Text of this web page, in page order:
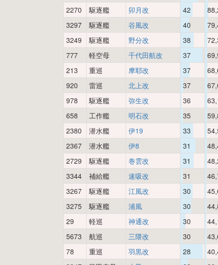
2270
駆逐艦 卯月改 42
3297
駆逐艦 谷風改 40
3249
駆逐艦 野分改 38
777
軽空母 千代田航改 37
213
重巡 摩耶改 37
920
雷巡 北上改 37
978
駆逐艦 弥生改 36
658
工作艦 明石改 35
2380
潜水艦 伊19 33
2367
潜水艦 伊8 31
2729
駆逐艦 巻雲改 31
3344
補給艦 速吸改 31
3267
駆逐艦 江風改 30
3275
駆逐艦 浦風 30
29
軽巡 神通改 30
5673
航巡 三隈改 30
78
重巡 羽黒改 28